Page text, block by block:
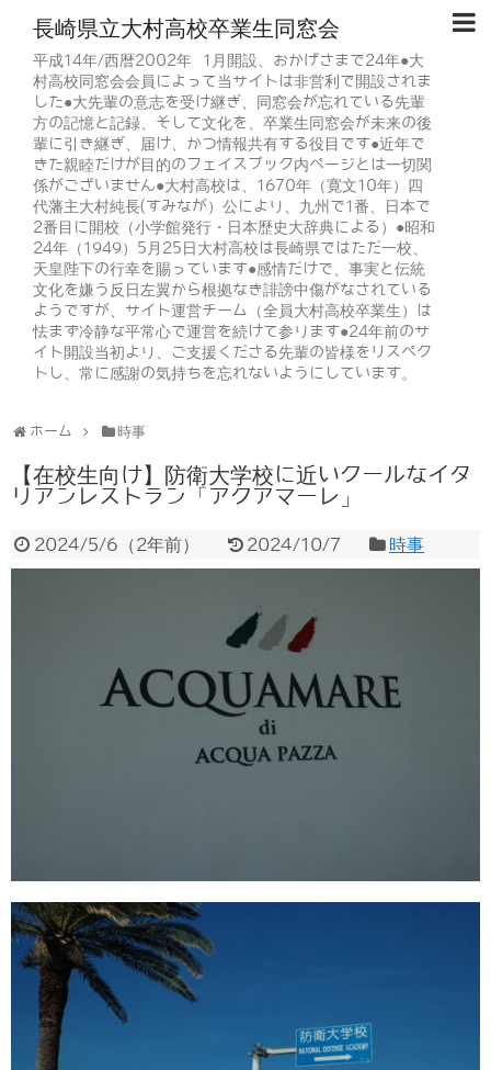
長崎県立大村高校卒業生同窓会
平成14年/西暦2002年 1月開設、おかげさまで24年●大
村高校同窓会会員によって当サイトは非営利で開設されま
した●大先輩の意志を受け継ぎ、同窓会が忘れている先輩
方の記憶と記録、そして文化を、卒業生同窓会が未来の後
輩に引き継ぎ、届け、かつ情報共有する役目です●近年で
きた親睦だけが目的のフェイスブック内ページとは一切関
係がございません●大村高校は、1670年（寛文10年）四
代藩主大村純長(すみなが）公により、九州で1番、日本で
2番目に開校（小学館発行・日本歴史大辞典による）●昭和
24年（1949）5月25日大村高校は長崎県ではただ一校、
天皇陛下の行幸を賜っています●感情だけで、事実と伝統
文化を嫌う反日左翼から根拠なき誹謗中傷がなされている
ようですが、サイト運営チーム（全員大村高校卒業生）は
怯まず冷静な平常心で運営を続けて参ります●24年前のサ
イト開設当初より、ご支援くださる先輩の皆様をリスペク
トし、常に感謝の気持ちを忘れないようにしています。
ホーム 時事
【在校生向け】防衛大学校に近いクールなイタ
リアンレストラン「アクアマーレ」
2024/5/6 （2年前） 2024/10/7 時事